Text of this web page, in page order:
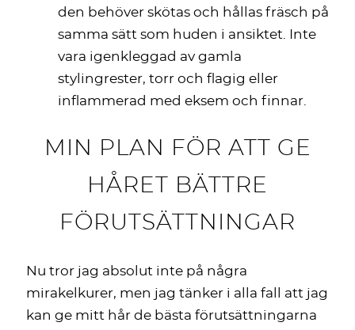
den behöver skötas och hållas fräsch på
samma sätt som huden i ansiktet. Inte
vara igenkleggad av gamla
stylingrester, torr och flagig eller
inflammerad med eksem och finnar.
MIN PLAN FÖR ATT GE
HÅRET BÄTTRE
FÖRUTSÄTTNINGAR
Nu tror jag absolut inte på några
mirakelkurer, men jag tänker i alla fall att jag
kan ge mitt hår de bästa förutsättningarna